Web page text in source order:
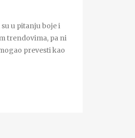
u pitanju boje i
trendovima, pa ni
prevesti kao